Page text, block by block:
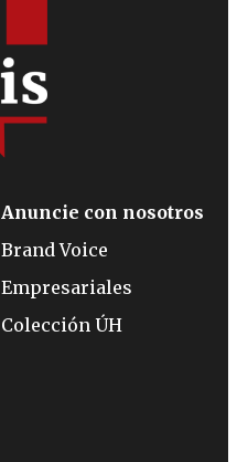
Anuncie con nosotros
Brand Voice
Empresariales
Colección ÚH